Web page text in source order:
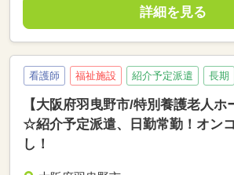
詳細を見る
看護師 福祉施設 紹介予定派遣 長期
【大阪府羽曳野市/特別養護老人
☆紹介予定派遣、日勤常勤！オン
し！